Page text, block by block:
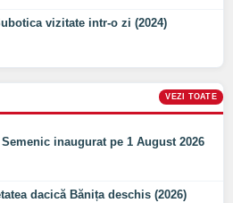
vizitate intr-o zi (2024)
VEZI TOATE
inaugurat pe 1 August 2026
dacică Bănița deschis (2026)